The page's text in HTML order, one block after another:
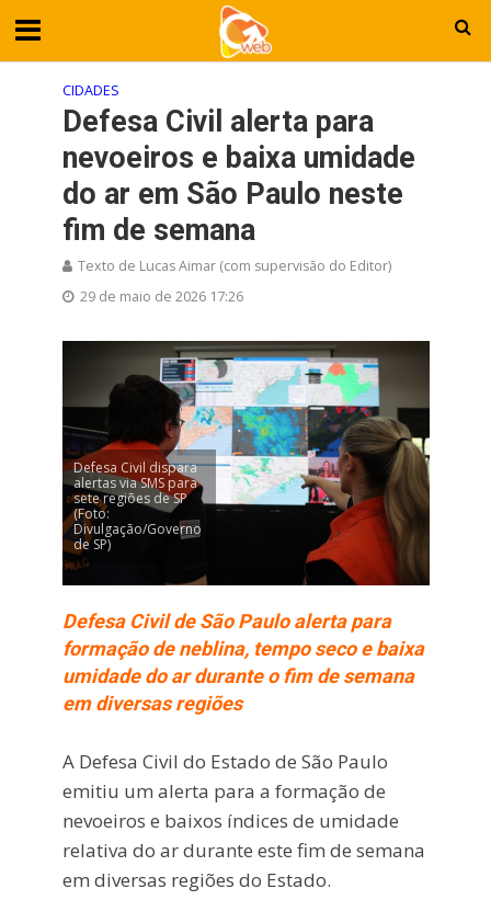
CIDADES
Defesa Civil alerta para
nevoeiros e baixa umidade
do ar em São Paulo neste
fim de semana
Texto de Lucas Aimar (com supervisão do Editor)
29 de maio de 2026 17:26
Defesa Civil dispara
alertas via SMS para
sete regiões de SP
(Foto:
Divulgação/Governo
de SP)
Defesa Civil de São Paulo alerta para
formação de neblina, tempo seco e baixa
umidade do ar durante o fim de semana
em diversas regiões
A Defesa Civil do Estado de São Paulo
emitiu um alerta para a formação de
nevoeiros e baixos índices de umidade
relativa do ar durante este fim de semana
em diversas regiões do Estado.